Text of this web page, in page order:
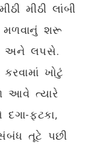
મીઠી લાંબી
મળવાનું શરૂ
અને લપસે.
ખોટું
આવે ત્યારે
ફટકા,
તૂટે પછી